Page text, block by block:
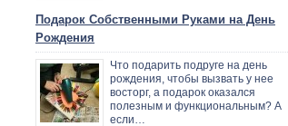
Подарок Собственными Руками на День
Рождения
Что подарить подруге на день
рождения, чтобы вызвать у нее
восторг, а подарок оказался
полезным и функциональным? А
если…